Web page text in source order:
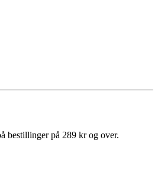
bestillinger på 289 kr og over.